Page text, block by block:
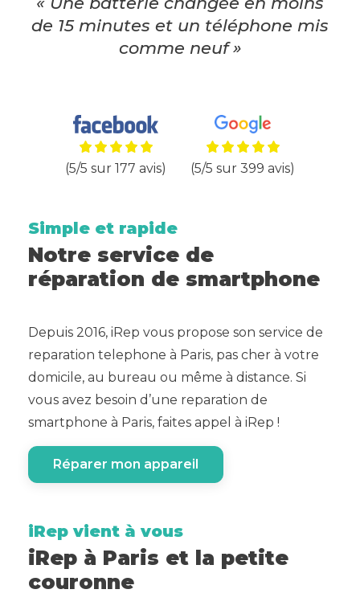
de 15 minutes et un téléphone mis
comme neuf »
(5/5 sur 177 avis) (5/5 sur 399 avis)
Simple et rapide
Notre service de
réparation de smartphone
Depuis 2016, iRep vous propose son service de
reparation telephone à Paris, pas cher à votre
domicile, au bureau ou même à distance. Si
vous avez besoin d’une reparation de
smartphone à Paris, faites appel à iRep !
Réparer mon appareil
iRep vient à vous
iRep à Paris et la petite
couronne